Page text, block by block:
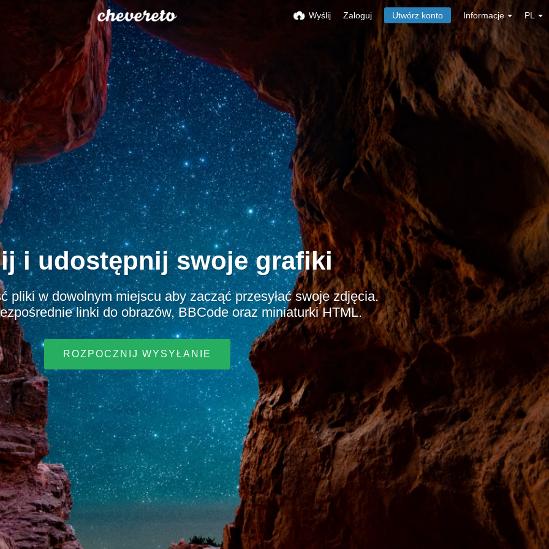
Wyślij Zaloguj Utwórz konto Informacje PL
i udostępnij swoje grafiki
pliki w dowolnym miejscu aby zacząć przesyłać swoje zdjęcia.
linki do obrazów, BBCode oraz miniaturki HTML.
ROZPOCZNIJ WYSYŁANIE